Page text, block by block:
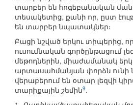
տարբեր են հոգեբանական
տեսակետից, քանի որ, ըստ
են տարբեր նպատակներ։
Բացի նշված երկու տիպերից,
ուսումնական գործընթացում
մեթոդներին, միաժամանակ
արտասահմանյան փորձն ունի
վերաբերում են օտար լեզվի
տարիքային շեմին9.